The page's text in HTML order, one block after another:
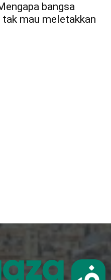
bangsa
mau meletakkan